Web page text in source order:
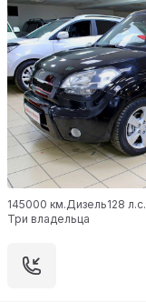
145000 км.Дизель128 л.с.
Три владельца